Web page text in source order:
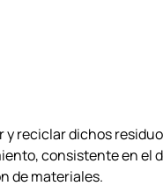
y reciclar dichos
consistente en el
de materiales.